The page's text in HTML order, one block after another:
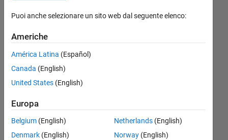
on three
variables
Abdelmajid
20 Mag
2021
0
Risposte
Puoi anche selezionare un sito web dal seguente elenco:
Americhe
América Latina (Español)
Canada (English)
United States (English)
Europa
Belgium (English)
Denmark (English)
Netherlands(English)
Norway(English)